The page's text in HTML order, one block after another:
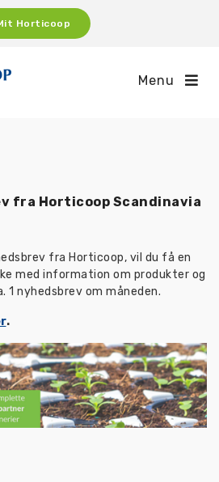
Horticoop
Menu
fra Horticoop Scandinavia
fra Horticoop, vil du få en
med information om produkter og
1 nyhedsbrev om måneden.
.